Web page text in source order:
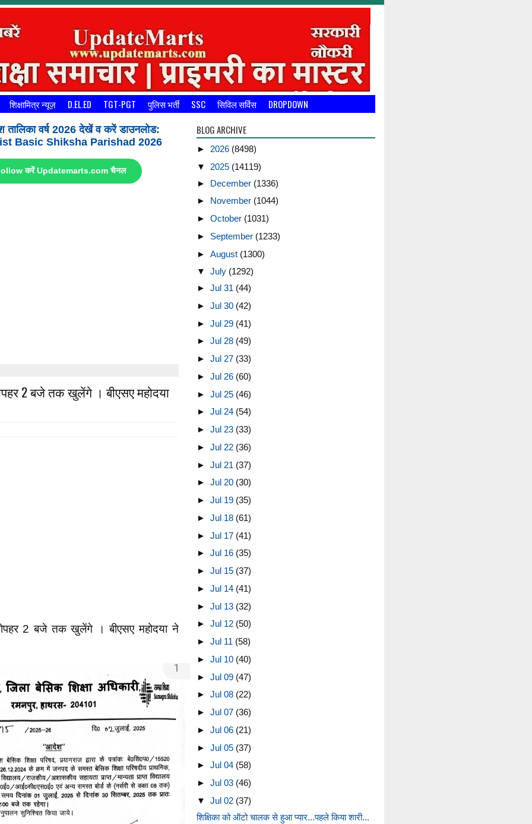
शिक्षामित्र न्यूज़ D.EL.ED TGT-PGT पुलिस भर्ती SSC सिविल सर्विस DROPDOWN
तालिका वर्ष 2026 देखें व करें डाउनलोड:
Basic Shiksha Parishad 2026
करें Updatemarts.com चैनल
2 बजे तक खुलेंगे । बीएसए महोदया
2 बजे तक खुलेंगे । बीएसए महोदया ने
BLOG ARCHIVE
► 2026 (8498)
▼ 2025 (14119)
► December (1336)
► November (1044)
► October (1031)
► September (1233)
► August (1300)
▼ July (1292)
► Jul 31 (44)
► Jul 30 (42)
► Jul 29 (41)
► Jul 28 (49)
► Jul 27 (33)
► Jul 26 (60)
► Jul 25 (46)
► Jul 24 (54)
► Jul 23 (33)
► Jul 22 (36)
► Jul 21 (37)
► Jul 20 (30)
► Jul 19 (35)
► Jul 18 (61)
► Jul 17 (41)
► Jul 16 (35)
► Jul 15 (37)
► Jul 14 (41)
► Jul 13 (32)
► Jul 12 (50)
► Jul 11 (58)
► Jul 10 (40)
► Jul 09 (47)
► Jul 08 (22)
► Jul 07 (36)
► Jul 06 (21)
► Jul 05 (37)
► Jul 04 (58)
► Jul 03 (46)
▼ Jul 02 (37)
शिक्षिका को ऑटो चालक से हुआ प्यार...पहले किया शारी...